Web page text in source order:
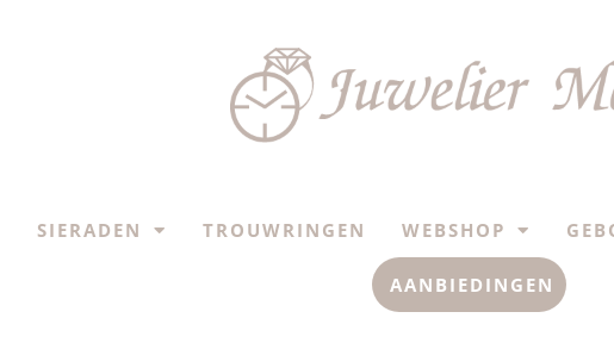
SIERADEN TROUWRINGEN WEBSHOP
AANBIEDINGEN